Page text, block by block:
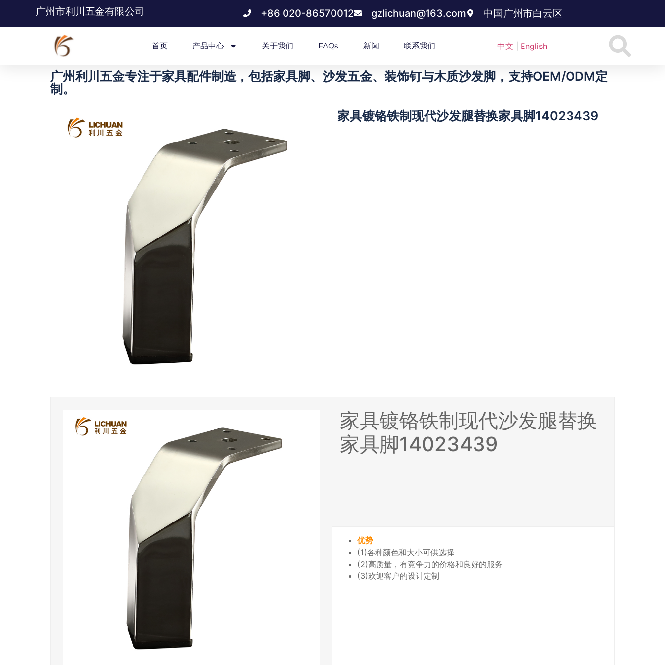
广州市利川五金有限公司 +86 020-86570012 gzlichuan@163.com 中国广州市白云区
首页 产品中心 关于我们 FAQs 新闻 联系我们 中文 English
广州利川五金专注于家具配件制造，包括家具脚、沙发五金、装饰钉与木质沙发脚，支持OEM/ODM定
制。
家具镀铬铁制现代沙发腿替换家具脚14023439
家具镀铬铁制现代沙发腿替换
家具脚14023439
优势
(1)各种颜色和大小可供选择
(2)高质量，有竞争力的价格和良好的服务
(3)欢迎客户的设计定制